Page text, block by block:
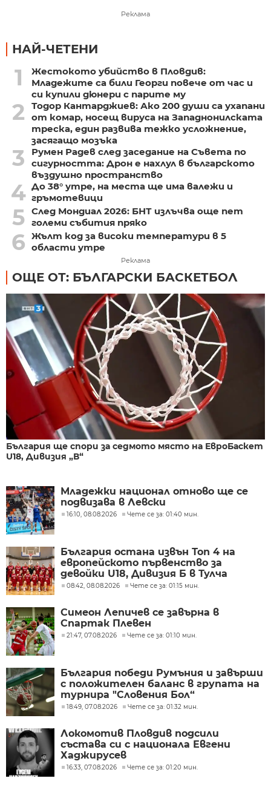
Реклама
НАЙ-ЧЕТЕНИ
1
Жестокото убийство в Пловдив:
Младежите са били Георги повече от час и
си купили дюнери с парите му
2
Тодор Кантарджиев: Ако 200 души са ухапани
от комар, носещ вируса на Западнонилската
треска, един развива тежко усложнение,
засягащо мозъка
3
Румен Радев след заседание на Съвета по
сигурността: Дрон е нахлул в българското
въздушно пространство
4 До 38° утре, на места ще има валежи и
гръмотевици
5 След Мондиал 2026: БНТ излъчва още пет
големи събития пряко
6 Жълт код за високи температури в 5
области утре
Реклама
ОЩЕ ОТ: БЪЛГАРСКИ БАСКЕТБОЛ
България ще спори за седмото място на ЕвроБаскет
U18, Дивизия „В“
Младежки национал отново ще се
подвизава в Левски
16:10, 08.08.2026 Чете се за: 01:40 мин.
България остана извън Топ 4 на
европейското първенство за
девойки U18, Дивизия Б в Тулча
08:42, 08.08.2026 Чете се за: 01:15 мин.
Симеон Лепичев се завърна в
Спартак Плевен
21:47, 07.08.2026 Чете се за: 01:10 мин.
България победи Румъния и завърши
с положителен баланс в групата на
турнира "Словения Бол“
18:49, 07.08.2026 Чете се за: 01:32 мин.
Локомотив Пловдив подсили
състава си с национала Евгени
Хаджирусев
16:33, 07.08.2026 Чете се за: 01:20 мин.